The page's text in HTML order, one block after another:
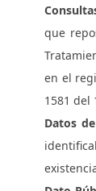
que
en el
1581 del
Datos